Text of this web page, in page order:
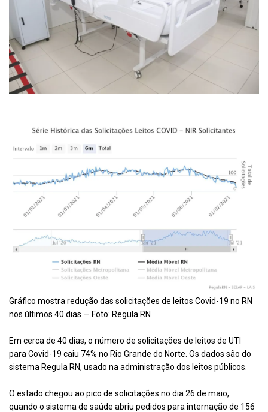
Gráfico mostra redução das solicitações de leitos Covid-19 no RN
nos últimos 40 dias — Foto: Regula RN
Em cerca de 40 dias, o número de solicitações de leitos de UTI
para Covid-19 caiu 74% no Rio Grande do Norte. Os dados são do
sistema Regula RN, usado na administração dos leitos públicos.
O estado chegou ao pico de solicitações no dia 26 de maio,
quando o sistema de saúde abriu pedidos para internação de 156